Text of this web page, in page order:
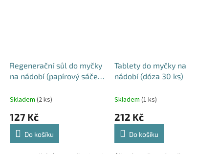
Regenerační sůl do myčky
na nádobí (papírový sáček
Skladem (2 ks)
127 Kč
Do košíku
Tablety do myčky na
nádobí (dóza 30 ks)
Skladem (1 ks)
212 Kč
Do košíku